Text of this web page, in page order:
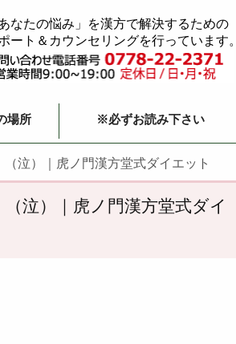
なたの悩み」を漢方で解決するための
ート＆カウンセリングを行っています。
場所 ※必ずお読み下さい
泣）｜虎ノ門漢方堂式ダイエット
泣）｜虎ノ門漢方堂式ダイ